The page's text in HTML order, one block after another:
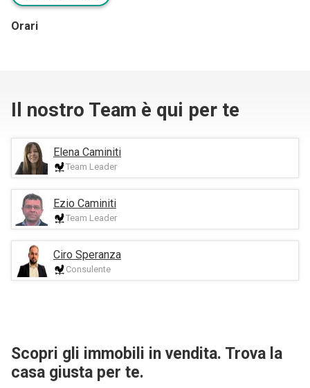
Orari
Il nostro Team è qui per te
Elena Caminiti
Team Leader
Ezio Caminiti
Team Leader
Ciro Speranza
Consulente
Scopri gli immobili in vendita. Trova la
casa giusta per te.